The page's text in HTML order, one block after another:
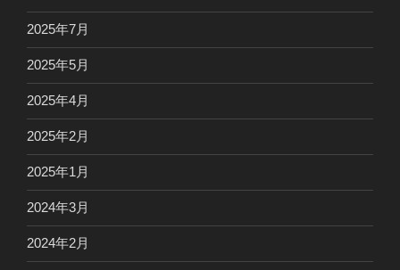
2025年7月
2025年5月
2025年4月
2025年2月
2025年1月
2024年3月
2024年2月